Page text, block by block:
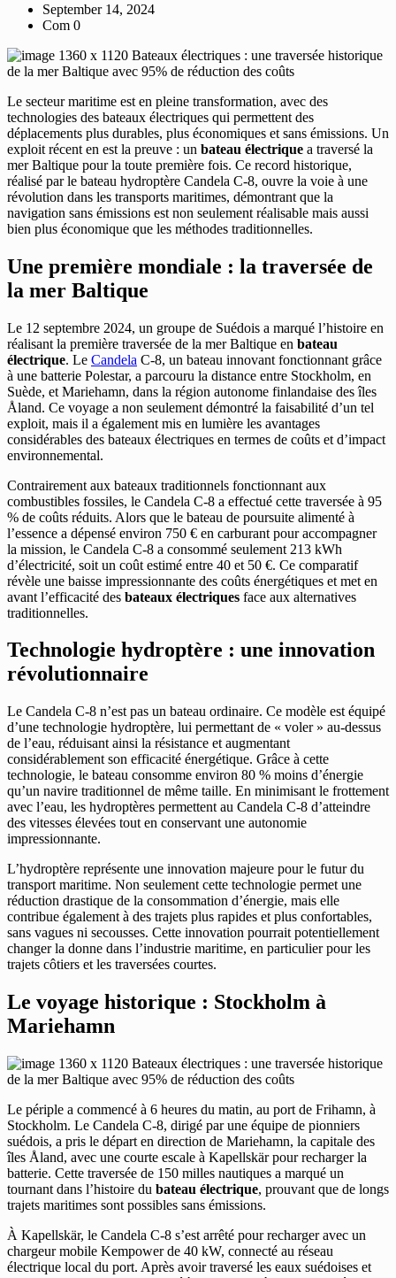
September 14, 2024
Com 0
Le secteur maritime est en pleine transformation, avec des
technologies des bateaux électriques qui permettent des
déplacements plus durables, plus économiques et sans émissions. Un
exploit récent en est la preuve : un bateau électrique a traversé la
mer Baltique pour la toute première fois. Ce record historique,
réalisé par le bateau hydroptère Candela C-8, ouvre la voie à une
révolution dans les transports maritimes, démontrant que la
navigation sans émissions est non seulement réalisable mais aussi
bien plus économique que les méthodes traditionnelles.
Une première mondiale : la traversée de
la mer Baltique
Le 12 septembre 2024, un groupe de Suédois a marqué l’histoire en
réalisant la première traversée de la mer Baltique en bateau
électrique. Le Candela C-8, un bateau innovant fonctionnant grâce
à une batterie Polestar, a parcouru la distance entre Stockholm, en
Suède, et Mariehamn, dans la région autonome finlandaise des îles
Åland. Ce voyage a non seulement démontré la faisabilité d’un tel
exploit, mais il a également mis en lumière les avantages
considérables des bateaux électriques en termes de coûts et d’impact
environnemental.
Contrairement aux bateaux traditionnels fonctionnant aux
combustibles fossiles, le Candela C-8 a effectué cette traversée à 95
% de coûts réduits. Alors que le bateau de poursuite alimenté à
l’essence a dépensé environ 750 € en carburant pour accompagner
la mission, le Candela C-8 a consommé seulement 213 kWh
d’électricité, soit un coût estimé entre 40 et 50 €. Ce comparatif
révèle une baisse impressionnante des coûts énergétiques et met en
avant l’efficacité des bateaux électriques face aux alternatives
traditionnelles.
Technologie hydroptère : une innovation
révolutionnaire
Le Candela C-8 n’est pas un bateau ordinaire. Ce modèle est équipé
d’une technologie hydroptère, lui permettant de « voler » au-dessus
de l’eau, réduisant ainsi la résistance et augmentant
considérablement son efficacité énergétique. Grâce à cette
technologie, le bateau consomme environ 80 % moins d’énergie
qu’un navire traditionnel de même taille. En minimisant le frottement
avec l’eau, les hydroptères permettent au Candela C-8 d’atteindre
des vitesses élevées tout en conservant une autonomie
impressionnante.
L’hydroptère représente une innovation majeure pour le futur du
transport maritime. Non seulement cette technologie permet une
réduction drastique de la consommation d’énergie, mais elle
contribue également à des trajets plus rapides et plus confortables,
sans vagues ni secousses. Cette innovation pourrait potentiellement
changer la donne dans l’industrie maritime, en particulier pour les
trajets côtiers et les traversées courtes.
Le voyage historique : Stockholm à
Mariehamn
Le périple a commencé à 6 heures du matin, au port de Frihamn, à
Stockholm. Le Candela C-8, dirigé par une équipe de pionniers
suédois, a pris le départ en direction de Mariehamn, la capitale des
îles Åland, avec une courte escale à Kapellskär pour recharger la
batterie. Cette traversée de 150 milles nautiques a marqué un
tournant dans l’histoire du bateau électrique, prouvant que de longs
trajets maritimes sont possibles sans émissions.
À Kapellskär, le Candela C-8 s’est arrêté pour recharger avec un
chargeur mobile Kempower de 40 kW, connecté au réseau
électrique local du port. Après avoir traversé les eaux suédoises et